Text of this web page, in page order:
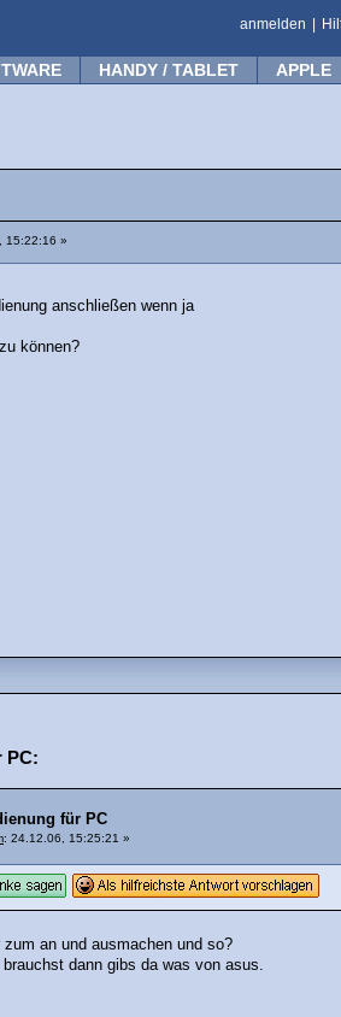
anmelden
HANDY / TABLET APPLE
15:22:16 »
anschließen wenn ja
können?
PC:
für PC
: 24.12.06, 15:25:21 »
an und ausmachen und so?
dann gibs da was von asus.